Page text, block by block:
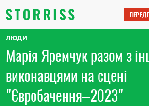
ЛЮДИ
Марія Яремчук разом з
виконавцями на сцені
"Євробачення–2023"